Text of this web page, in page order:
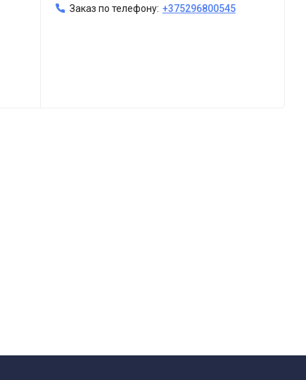
Заказ по телефону: +375296800545